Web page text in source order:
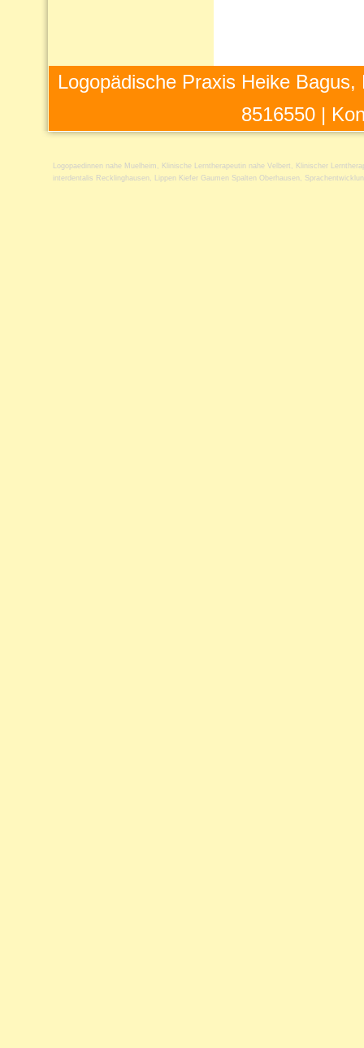
Logopädische Praxis Heike
8516550 |
Logopaedinnen nahe Muelheim , Klinische Lerntherapeutin nahe Velbert , Klinischer
interdentalis Recklinghausen , Lippen Kiefer Gaumen Spalten Oberhausen ,